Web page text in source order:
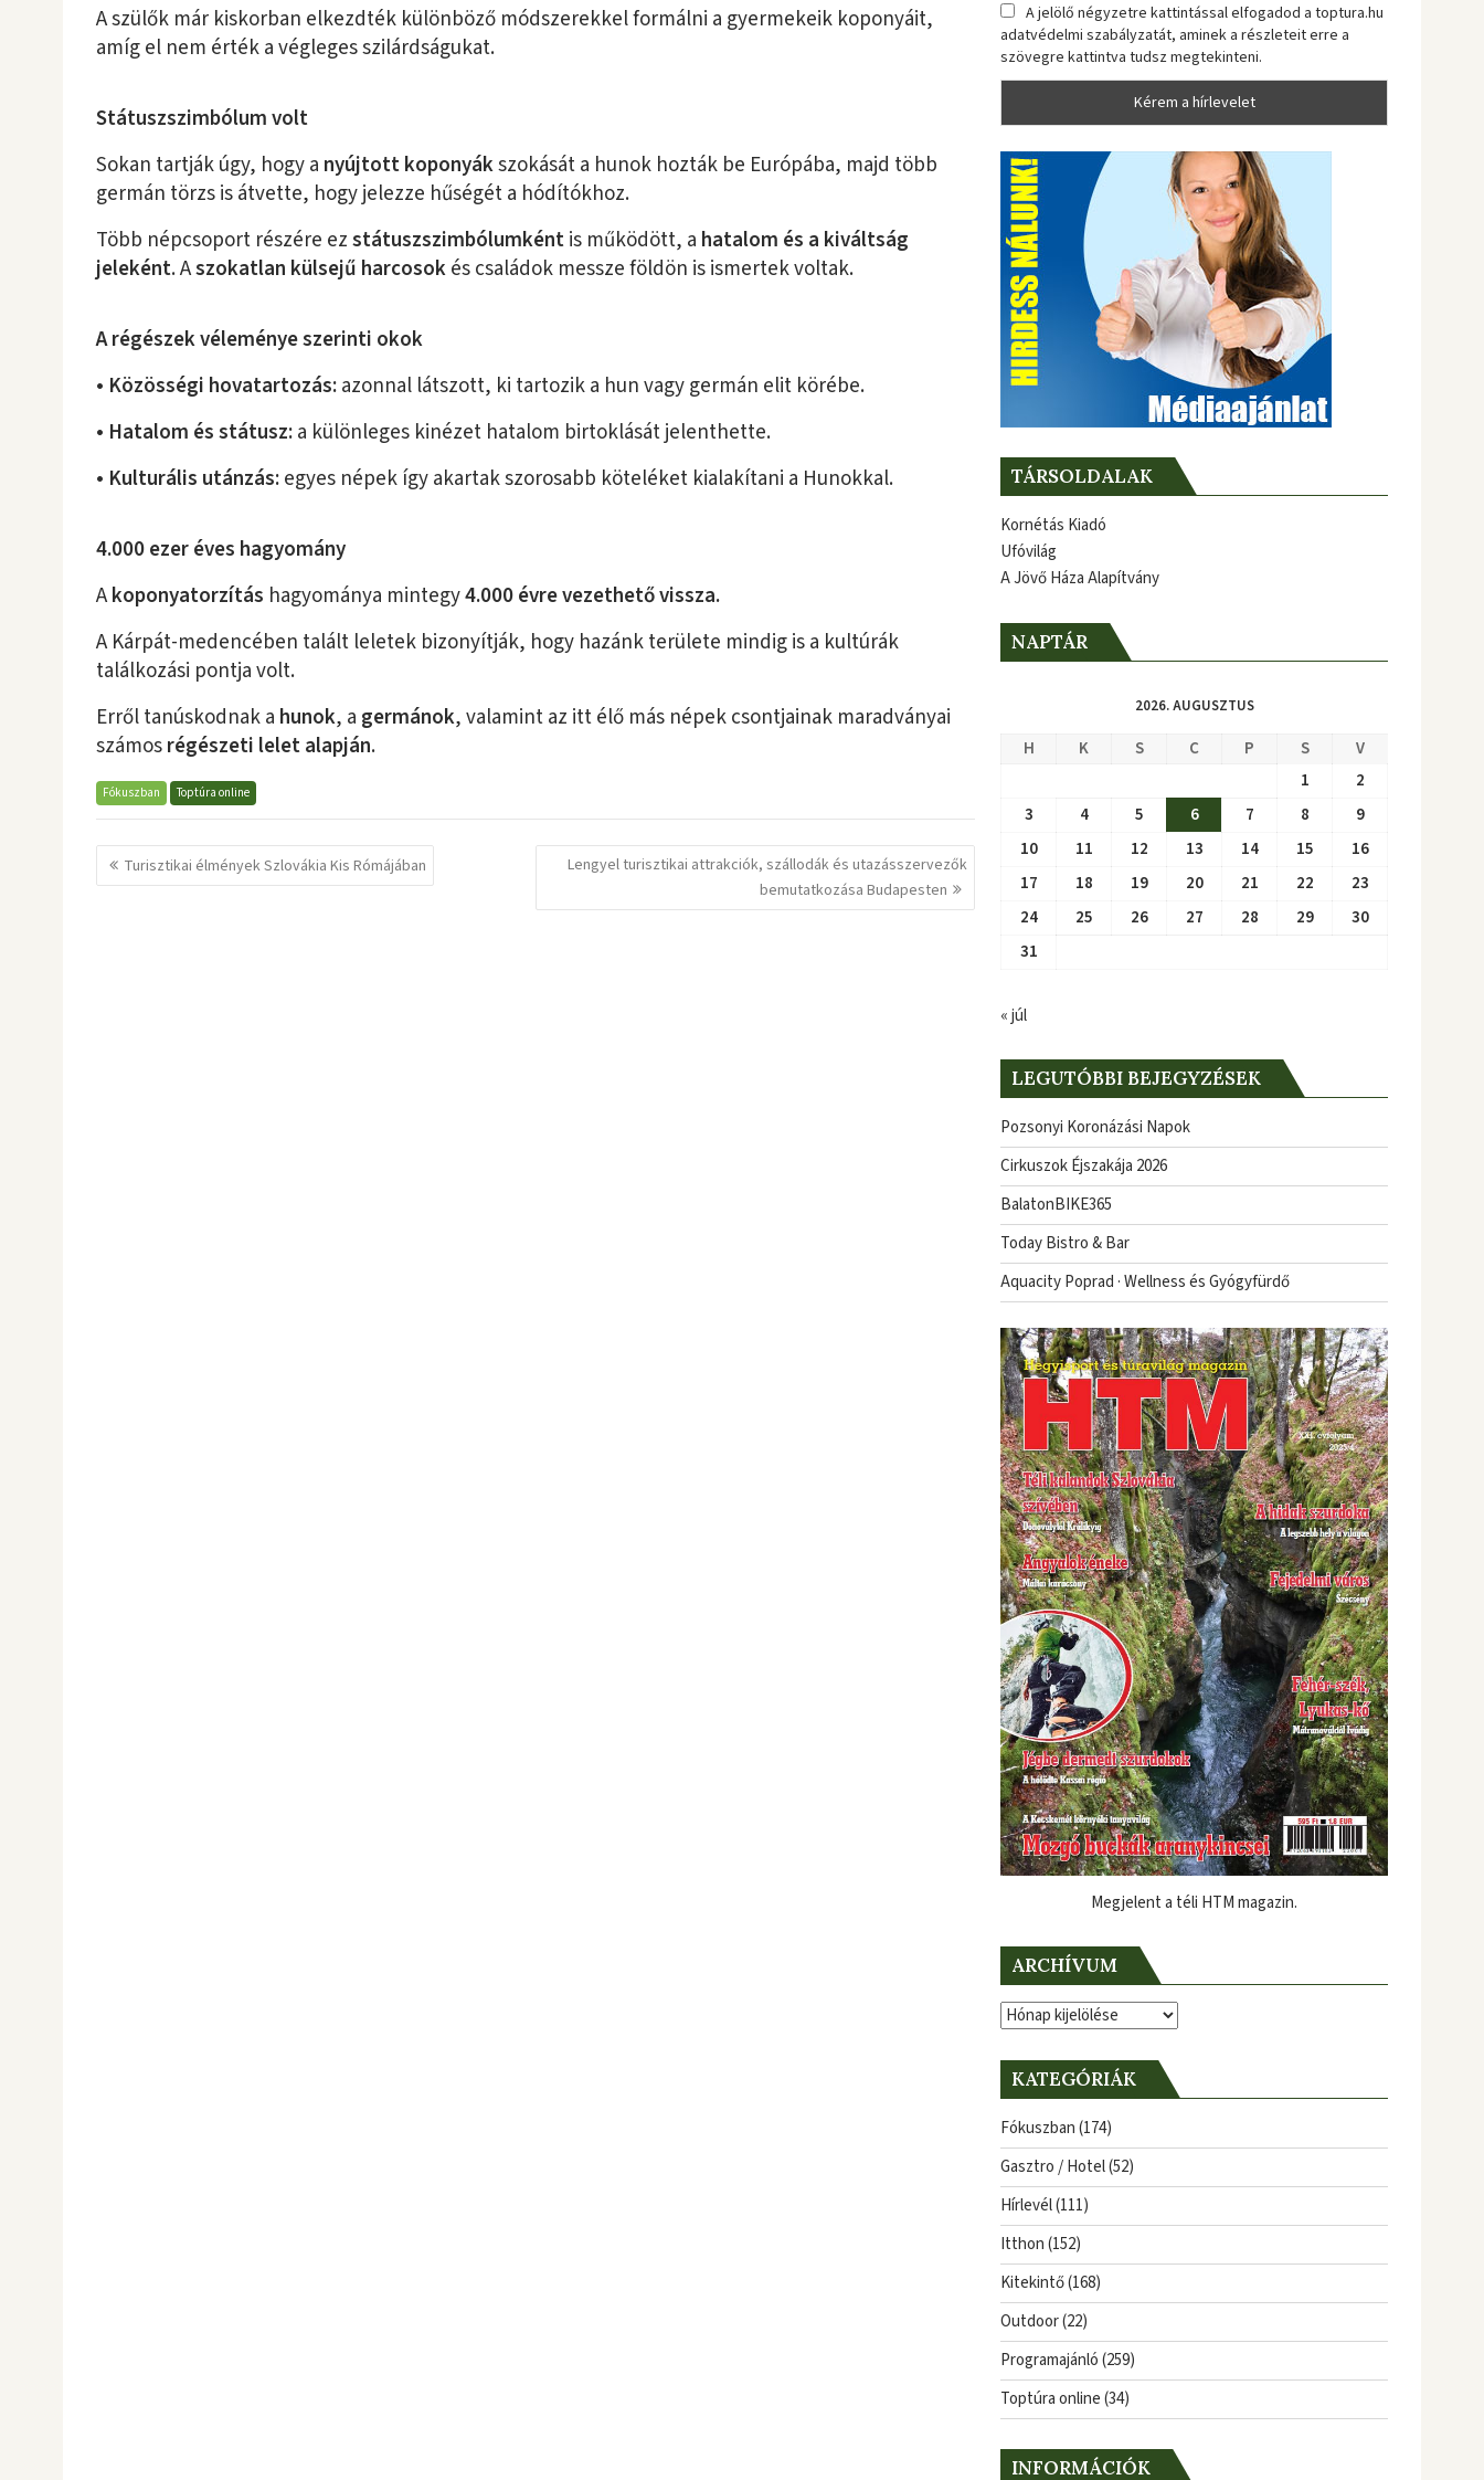
A szülők már kiskorban elkezdték különböző módszerekkel formálni a gyermekeik koponyáit,
amíg el nem érték a végleges szilárdságukat.
Státuszszimbólum volt
Sokan tartják úgy, hogy a nyújtott koponyákszokását a hunok hozták be Európába, majd több
germán törzs is átvette, hogy jelezze hűségét a hódítókhoz.
Több népcsoport részére ezstátuszszimbólumkéntis működött, a hatalom és a kiváltság
jeleként. Aszokatlan külsejű harcosokés családok messze földön is ismertek voltak.
A régészek véleménye szerinti okok
• Közösségi hovatartozás:azonnal látszott, ki tartozik a hun vagy germán elit körébe.
• Hatalom és státusz:a különleges kinézet hatalom birtoklását jelenthette.
• Kulturális utánzás:egyes népek így akartak szorosabb köteléket kialakítani a Hunokkal.
4.000 ezer éves hagyomány
Akoponyatorzítás hagyománya mintegy4.000 évre vezethető vissza.
A Kárpát-medencében talált leletek bizonyítják, hogy hazánk területe mindig is a kultúrák
találkozási pontja volt.
Erről tanúskodnak a hunok, a germánok, valamint az itt élő más népek csontjainak maradványai
számosrégészeti lelet alapján.
Fókuszban Toptúra online
Bejegyzés
navigáció
Turisztikai élmények Szlovákia Kis Rómájában
Lengyel turisztikai attrakciók, szállodák és utazásszervezők
bemutatkozása Budapesten
A jelölő négyzetre kattintással elfogadod a toptura.hu
adatvédelmi szabályzatát, aminek a részleteit erre a
szövegre kattintva tudsz megtekinteni.
TÁRSOLDALAK
Kornétás Kiadó
Ufóvilág
A Jövő Háza Alapítvány
NAPTÁR
2026. AUGUSZTUS
H K S C P S
V
1
2
3
4 5 6 7 8
9
10
11 12 13 14 15
16
17
18 19 20 21 22
23
24
25 26 27 28 29
30
31
« júl
LEGUTÓBBI BEJEGYZÉSEK
Pozsonyi Koronázási Napok
Cirkuszok Éjszakája 2026
BalatonBIKE365
Today Bistro & Bar
Aquacity Poprad · Wellness és Gyógyfürdő
Megjelent a téli HTM magazin.
ARCHÍVUM
Archívum
KATEGÓRIÁK
Fókuszban(174)
Gasztro / Hotel(52)
Hírlevél(111)
Itthon(152)
Kitekintő(168)
Outdoor(22)
Programajánló(259)
Toptúra online(34)
INFORMÁCIÓK